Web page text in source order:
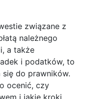
związane z
należnego
a także
i podatków, to
do prawników.
ocenić, czy
i jakie kroki